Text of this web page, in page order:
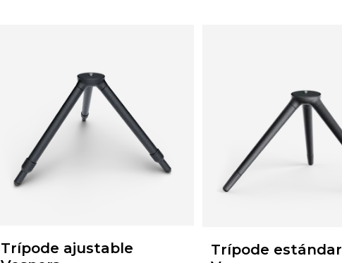
Trípode ajustable
Trípode estándar